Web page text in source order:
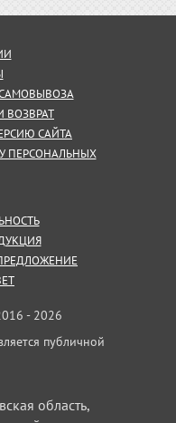
ВОЗВРАТ
САЙТА
ПЕРСОНАЛЬНЫХ
- 2026
публичной
область,